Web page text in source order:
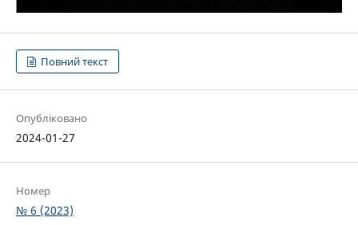
Повний текст
Опубліковано
2024-01-27
Номер
№ 6 (2023)